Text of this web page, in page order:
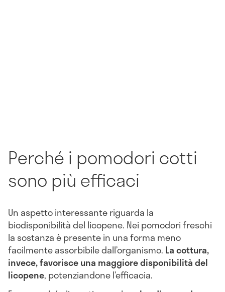
Perché i pomodori cotti
sono più efficaci
Un aspetto interessante riguarda la
biodisponibilità del licopene. Nei pomodori freschi
la sostanza è presente in una forma meno
facilmente assorbibile dall’organismo. La cottura,
invece, favorisce una maggiore disponibilità del
licopene, potenziandone l’efficacia.